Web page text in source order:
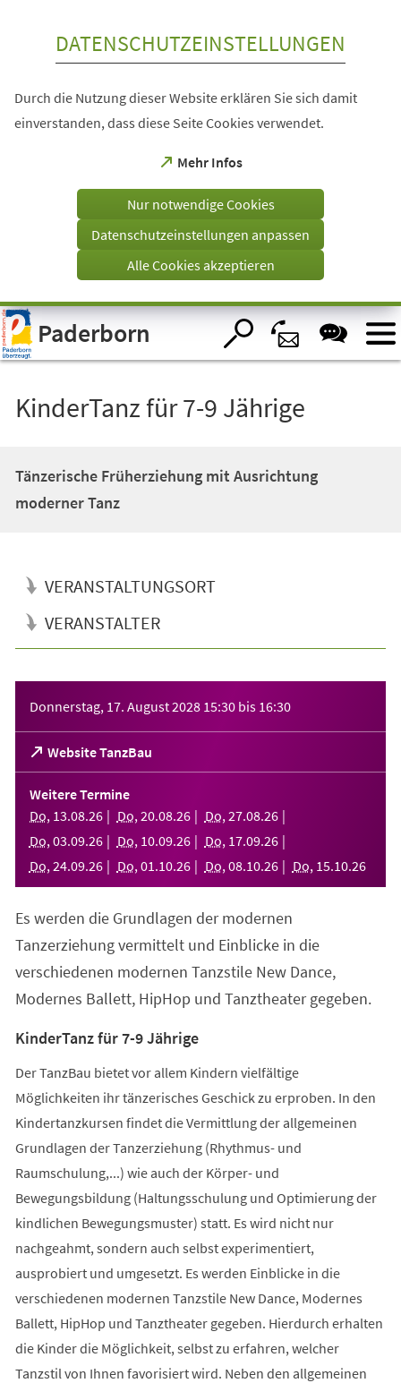
Visuelle
Assistenzsoftware
öffnen.
DATENSCHUTZEINSTELLUNGEN
Durch die Nutzung dieser Website erklären Sie sich damit
einverstanden, dass diese Seite Cookies verwendet.
Mehr Infos
(Öffnet
einem
Tab)
Nur notwendige Cookies
Datenschutzeinstellungen anpassen
Alle Cookies akzeptieren
Paderborn
KinderTanz für 7-9 Jährige
Tänzerische Früherziehung mit Ausrichtung
moderner Tanz
VERANSTALTUNGSORT
VERANSTALTER
Donnerstag, 17. August 2028 15:30 bis 16:30
Website TanzBau
(Öffnet
in
einem
neuen
Tab)
Weitere Termine
Do, 13.08.26 Do, 20.08.26 Do, 27.08.26
Do, 03.09.26 Do, 10.09.26 Do, 17.09.26
Do, 24.09.26 Do, 01 .10.26 Do, 08.10.26 Do, 15.10.26
Es werden die Grundlagen der modernen
Tanzerziehung vermittelt und Einblicke in die
verschiedenen modernen Tanzstile New Dance,
Modernes Ballett, HipHop und Tanztheater gegeben.
KinderTanz für 7-9 Jährige
Der TanzBau bietet vor allem Kindern vielfältige
Möglichkeiten ihr tänzerisches Geschick zu erproben. In den
Kindertanzkursen findet die Vermittlung der allgemeinen
Grundlagen der Tanzerziehung (Rhythmus- und
Raumschulung,...) wie auch der Körper- und
Bewegungsbildung (Haltungsschulung und Optimierung der
kindlichen Bewegungsmuster) statt. Es wird nicht nur
nachgeahmt, sondern auch selbst experimentiert,
ausprobiert und umgesetzt. Es werden Einblicke in die
verschiedenen modernen Tanzstile New Dance, Modernes
Ballett, HipHop und Tanztheater gegeben. Hierdurch erhalten
die Kinder die Möglichkeit, selbst zu erfahren, welcher
Tanzstil von Ihnen favorisiert wird. Neben den allgemeinen